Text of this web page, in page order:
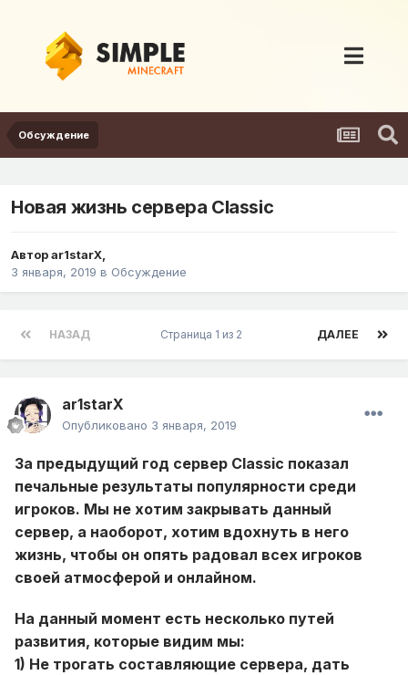
Обсуждение
Новая жизнь сервера Classic
Авторar1starX,
3 января, 2019 в Обсуждение
НАЗАД ДАЛЕЕ
Страница 1 из 2
ar1starX
Опубликовано 3 января, 2019
За предыдущий год сервер Classic показал
печальные результаты популярности среди
игроков. Мы не хотим закрывать данный
сервер, а наоборот, хотим вдохнуть в него
жизнь, чтобы он опять радовал всех игроков
своей атмосферой и онлайном.
На данный момент есть несколько путей
развития, которые видим мы:
1) Не трогать составляющие сервера, дать